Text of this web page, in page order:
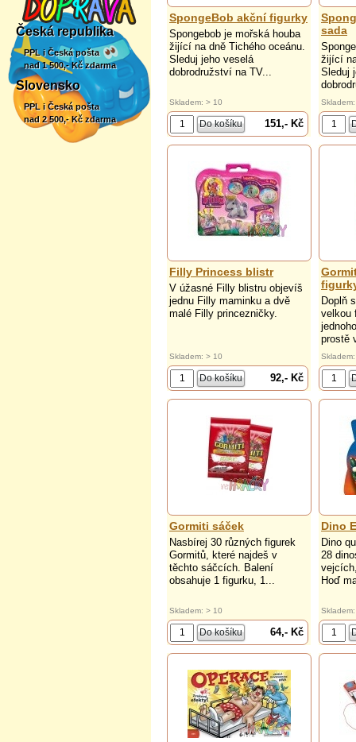
Česká republika
PPL i Česká pošta
nad 1 500,- Kč zdarma
Slovensko
PPL i Česká pošta
nad 2 500,- Kč zdarma
SpongeBob akční figurky
Spongebob je mořská houba
žijící na dně Tichého oceánu.
Sleduj jeho veselá
dobrodružství na TV...
Skladem: > 10
151,- Kč
sada
žijící
Sleduj
Filly Princess blistr
V úžasné Filly blistru objevíš
jednu Filly maminku a dvě
malé Filly princezničky.
Skladem: > 10
92,- Kč
Doplň
velkou
prostě
Gormiti sáček
Nasbírej 30 různých figurek
Gormitů, které najdeš v
těchto sáčcích. Balení
obsahuje 1 figurku, 1...
Skladem: > 10
64,- Kč
Dino
Dino
28
Hoď